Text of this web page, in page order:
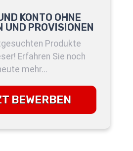
KONTO OHNE
UND PROVISIONEN
Produkte
Erfahren Sie noch
mehr...
BEWERBEN